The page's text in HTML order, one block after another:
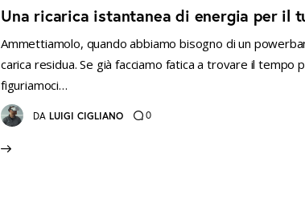
Una ricarica istantanea di energia per il
Ammettiamolo, quando abbiamo bisogno di un
carica residua. Se già facciamo fatica a trovare il tempo
figuriamoci…
DA LUIGI CIGLIANO 0